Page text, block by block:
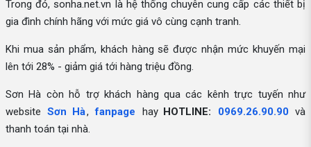
Trong đó, sonha.net.vn là hệ thống chuyên cung cấp các thiết bị
gia đình chính hãng với mức giá vô cùng cạnh tranh.
Khi mua sản phẩm, khách hàng sẽ được nhận mức khuyến mại
lên tới 28% - giảm giá tới hàng triệu đồng.
Sơn Hà còn hỗ trợ khách hàng qua các kênh trực tuyến như
website Sơn Hà, fanpage hay HOTLINE: 0969.26.90.90 và
thanh toán tại nhà.